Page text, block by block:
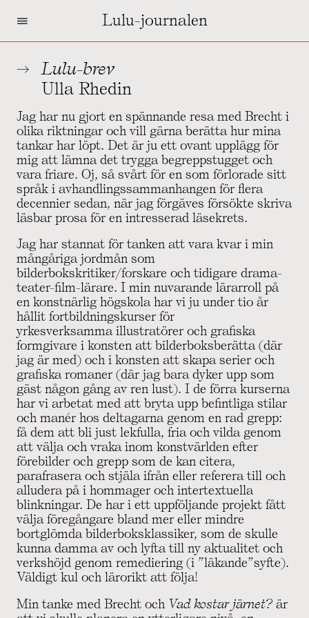
= Lulu-journalen
Lulu-brev
Ulla Rhedin
Jag har nu gjort en spännande resa med Brecht i
olika riktningar och vill gärna berätta hur mina
tankar har löpt. Det är ju ett ovant upplägg för
mig att lämna det trygga begreppstugget och
vara friare. Oj, så svårt för en som förlorade sitt
språk i avhandlingssammanhangen för flera
decennier sedan, när jag förgäves försökte skriva
läsbar prosa för en intresserad läsekrets.
Jag har stannat för tanken att vara kvar i min
mångåriga jordmån som
bilderbokskritiker/forskare och tidigare drama-
teater-film-lärare. I min nuvarande lärarroll på
en konstnärlig högskola har vi ju under tio år
hållit fortbildningskurser för
yrkesverksamma illustratörer och grafiska
formgivare i konsten att bilderboksberätta (där
jag är med) och i konsten att skapa serier och
grafiska romaner (där jag bara dyker upp som
gäst någon gång av ren lust). I de förra kurserna
har vi arbetat med att bryta upp befintliga stilar
och manér hos deltagarna genom en rad grepp:
få dem att bli just lekfulla, fria och vilda genom
att välja och vraka inom konstvärlden efter
förebilder och grepp som de kan citera,
parafrasera och stjäla ifrån eller referera till och
alludera på i hommager och intertextuella
blinkningar. De har i ett uppföljande projekt fått
välja föregångare bland mer eller mindre
bortglömda bilderboksklassiker, som de skulle
kunna damma av och lyfta till ny aktualitet och
verkshöjd genom remediering (i ”läkande”syfte).
Väldigt kul och lärorikt att följa!
Min tanke med Brecht och Vad kostar järnet? är